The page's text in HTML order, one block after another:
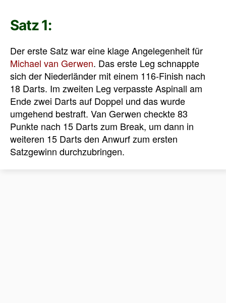
Satz 1:
Der erste Satz war eine klage Angelegenheit für
Michael van Gerwen. Das erste Leg schnappte
sich der Niederländer mit einem 116-Finish nach
18 Darts. Im zweiten Leg verpasste Aspinall am
Ende zwei Darts auf Doppel und das wurde
umgehend bestraft. Van Gerwen checkte 83
Punkte nach 15 Darts zum Break, um dann in
weiteren 15 Darts den Anwurf zum ersten
Satzgewinn durchzubringen.